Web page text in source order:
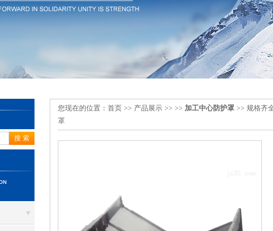
您现在的位置： 首页 >> 产品展示 >> >> 加工中心防护罩 >> 规格齐
罩